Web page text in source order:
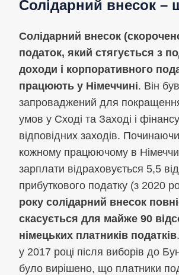
Солідарний внесок –
Солідарний внесок
податок, який стягується з
доходи і корпоративного
працюють у Німеччині. Він був
запроваджений для
умов у Сході та Заході і
відповідних заходів.
кожному працюючому в
зарплати відраховується 5,5
прибуткового податку (з 2020
року солідарний внесок
скасується для майже 90
німецьких платників податків
у 2017 році після виборів до
було вирішено, що платники